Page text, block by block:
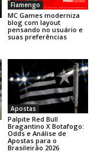
Flamengo
MC Games moderniza
blog com layout
pensando no usuário e
suas preferências
Apostas
Palpite Red Bull
Bragantino X Botafogo:
Odds e Análise de
Apostas para o
Brasileirão 2026